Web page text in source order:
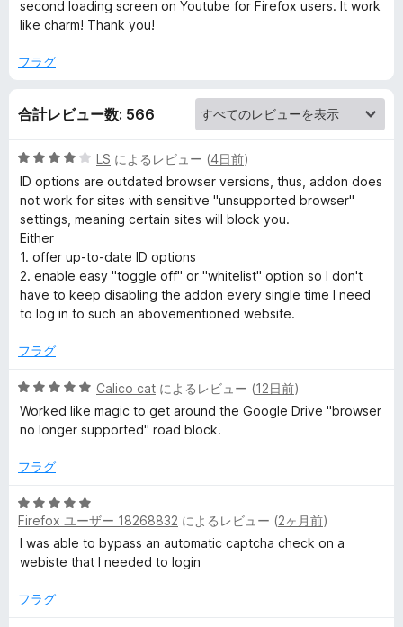
t
w
i
t
c
h
r
の
ビ
ュ
中
の
second loading screen on Youtube for Firefox users. It work
like charm! Thank you!
フラグ
合計レビュー数: 566
5
段
階
中
4
の
評
価
LS によるレビュー (4日前)
ID options are outdated browser versions, thus, addon does
not work for sites with sensitive "unsupported browser"
settings, meaning certain sites will block you.
Either
1. offer up-to-date ID options
2. enable easy "toggle off" or "whitelist" option so I don't
have to keep disabling the addon every single time I need
to log in to such an abovementioned website.
フラグ
5
段
階
5
評
価
Calico cat によるレビュー (12日前)
Worked like magic to get around the Google Drive "browser
no longer supported" road block.
フラグ
5
段
階
中
の
Firefox ユーザー 18268832 によるレビュー (2ヶ月前)
I was able to bypass an automatic captcha check on a
webiste that I needed to login
フラグ